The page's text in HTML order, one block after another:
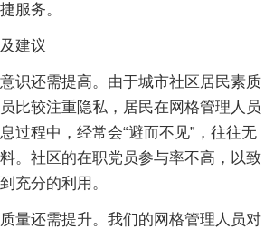
服务。
建议
识还需提高。由于城市社区居民素质
比较注重隐私，居民在网格管理人员
过程中，经常会“避而不见”，往往无
。社区的在职党员参与率不高，以致
充分的利用。
量还需提升。我们的网格管理人员对